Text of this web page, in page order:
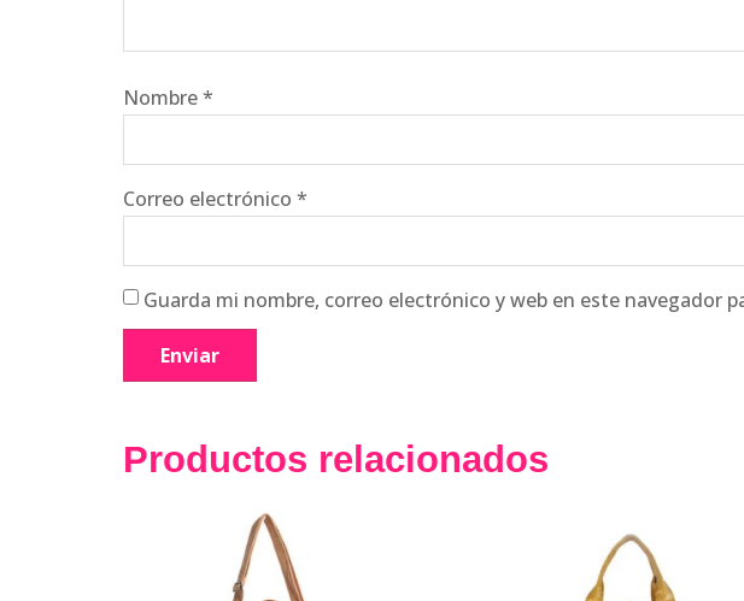
Nombre*
Correo electrónico *
Guarda mi nombre, correo electrónico y web en este navegador
Productos relacionados